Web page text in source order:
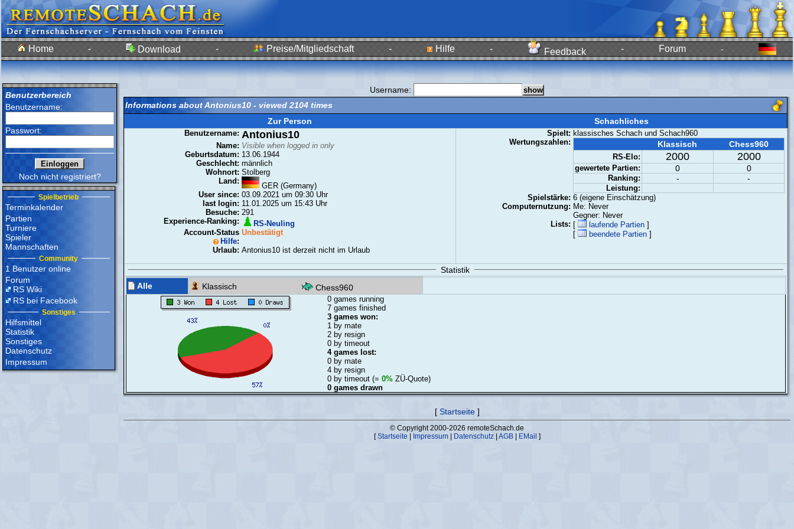
Home - Download - Preise/Mitgliedschaft - Hilfe - Feedback - Forum -
Benutzerbereich
Benutzername:
Passwort:
Noch nicht registriert?
Spielbetrieb
Terminkalender
Partien
Turniere
Spieler
Mannschaften
Community
1 Benutzer online
Forum
RS Wiki
RS bei Facebook
Sonstiges
Hilfsmittel
Statistik
Sonstiges
Datenschutz
Impressum
Username:
Informations about Antonius10 - viewed 2104 times
Zur Person
Schachliches
Benutzername: Antonius10
Name: Visible when logged in only
Geburtsdatum: 13.06.1944
Geschlecht: männlich
Wohnort: Stolberg
Land:
GER (Germany)
User since: 03.09.2021 um 09:30 Uhr
last login: 11.01.2025 um 15:43 Uhr
Besuche: 291
Experience-Ranking:
RS-Neuling
Account-Status
Hilfe:
Unbestätigt
Urlaub: Antonius10 ist derzeit nicht im Urlaub
Spielt: klassisches Schach und Schach960
Wertungszahlen:
Klassisch Chess960
RS-Elo: 2000 2000
gewertete Partien: 0 0
Ranking: - -
Leistung:
Spielstärke: 6 (eigene Einschätzung)
Computernutzung: Me: Never
Gegner: Never
Lists: [ laufende Partien ]
[
beendete Partien ]
Statistik
Alle
Klassisch Chess960
0 games running
7 games finished
3 games won:
1 by mate
2 by resign
0 by timeout
4 games lost:
0 by mate
4 by resign
0 by timeout (= 0% ZÜ-Quote)
0 games drawn
[ Startseite]
© Copyright 2000-2026 remoteSchach.de
[Startseite Impressum| Datenschutz| AGB| EMail ]